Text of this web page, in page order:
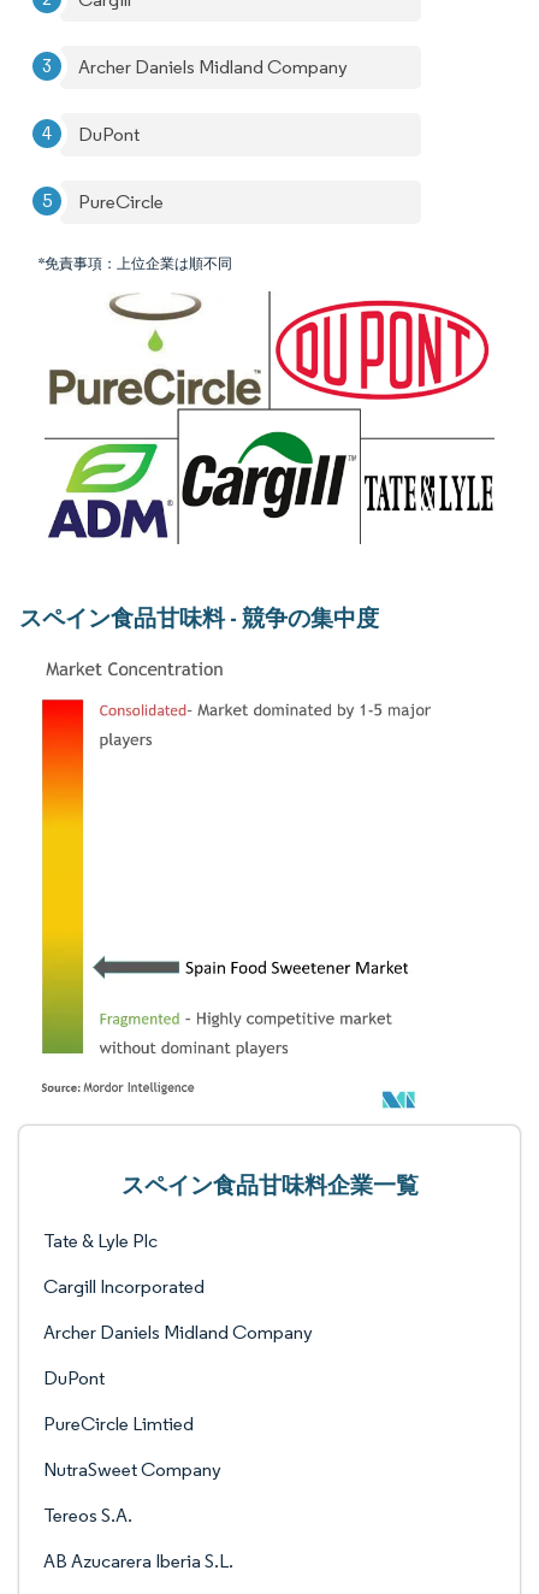
Archer Daniels Midland Company
DuPont
PureCircle
*免責事項：上位企業は順不同
スペイン食品甘味料 - 競争の集中度
スペイン食品甘味料企業一覧
Tate & Lyle Plc
Cargill Incorporated
Archer Daniels Midland Company
DuPont
PureCircle Limtied
NutraSweet Company
Tereos S.A.
AB Azucarera Iberia S.L.